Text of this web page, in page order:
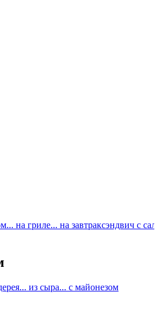
... на гриле... на завтраксэндвич с
... из сыра... с майонезом